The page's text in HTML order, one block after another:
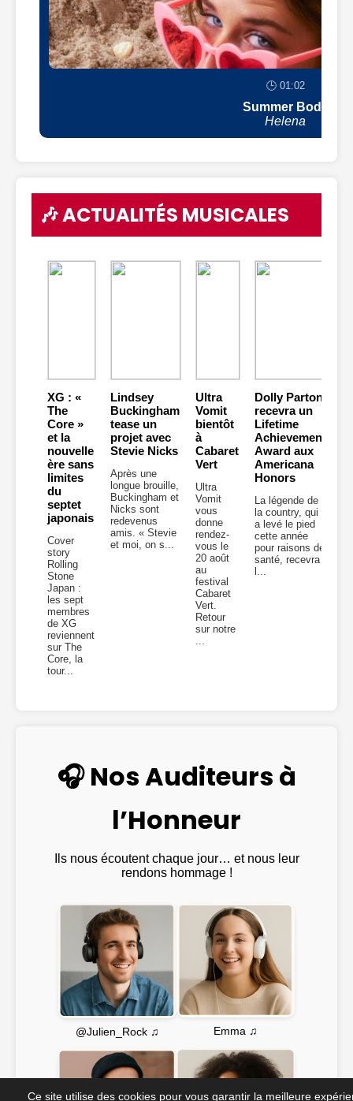
🕒 01:02
Summer Body
Helena
🎶 ACTUALITÉS MUSICALES
XG : «
The
Core »
et la
nouvelle
ère sans
limites
du
septet
japonais
Cover
story
Rolling
Stone
Japan :
les sept
membres
de XG
reviennent
sur The
Core, la
tour...
Lindsey
Buckingham
tease un
projet avec
Stevie Nicks
Après une
longue brouille,
Buckingham et
Nicks sont
redevenus
amis. « Stevie
et moi, on s...
Ultra
Vomit
bientôt
à
Cabaret
Vert
Ultra
Vomit
vous
donne
rendez-
vous le
20 août
au
festival
Cabaret
Vert.
Retour
sur notre
...
Dolly Parton
recevra un
Lifetime
Achievement
Award aux
Americana
Honors
La légende de
la country, qui
a levé le pied
cette année
pour raisons de
santé, recevra
l...
🎧 Nos Auditeurs à
l’Honneur
Ils nous écoutent chaque jour… et nous leur
rendons hommage !
@Julien_Rock ♫ Emma ♫
Ce site utilise des cookies pour vous garantir la meilleure